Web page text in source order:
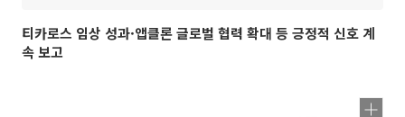
티카로스 임상 성과·앱클론 글로벌 협력 확대 등 긍정적 신호 계
속 보고